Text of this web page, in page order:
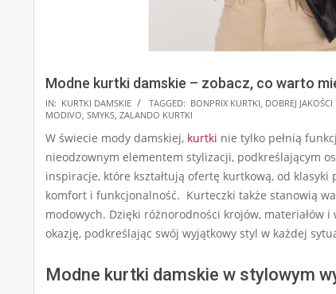
Modne kurtki damskie – zobacz, co warto
2024-
12-
19
IN: KURTKI DAMSKIE TAGGED: BONPRIX KURTKI, DOBREJ
MODIVO, SMYKS, ZALANDO KURTKI
W świecie mody damskiej, kurtki nie tylko pełnią
nieodzownym elementem stylizacji, podkreślającym
inspiracje, które kształtują ofertę kurtkową, od klasyki
komfort i funkcjonalność. Kurteczki także stanowią
modowych. Dzięki różnorodności krojów, materiałów
okazję, podkreślając swój wyjątkowy styl w każdej
Modne kurtki damskie w stylowym